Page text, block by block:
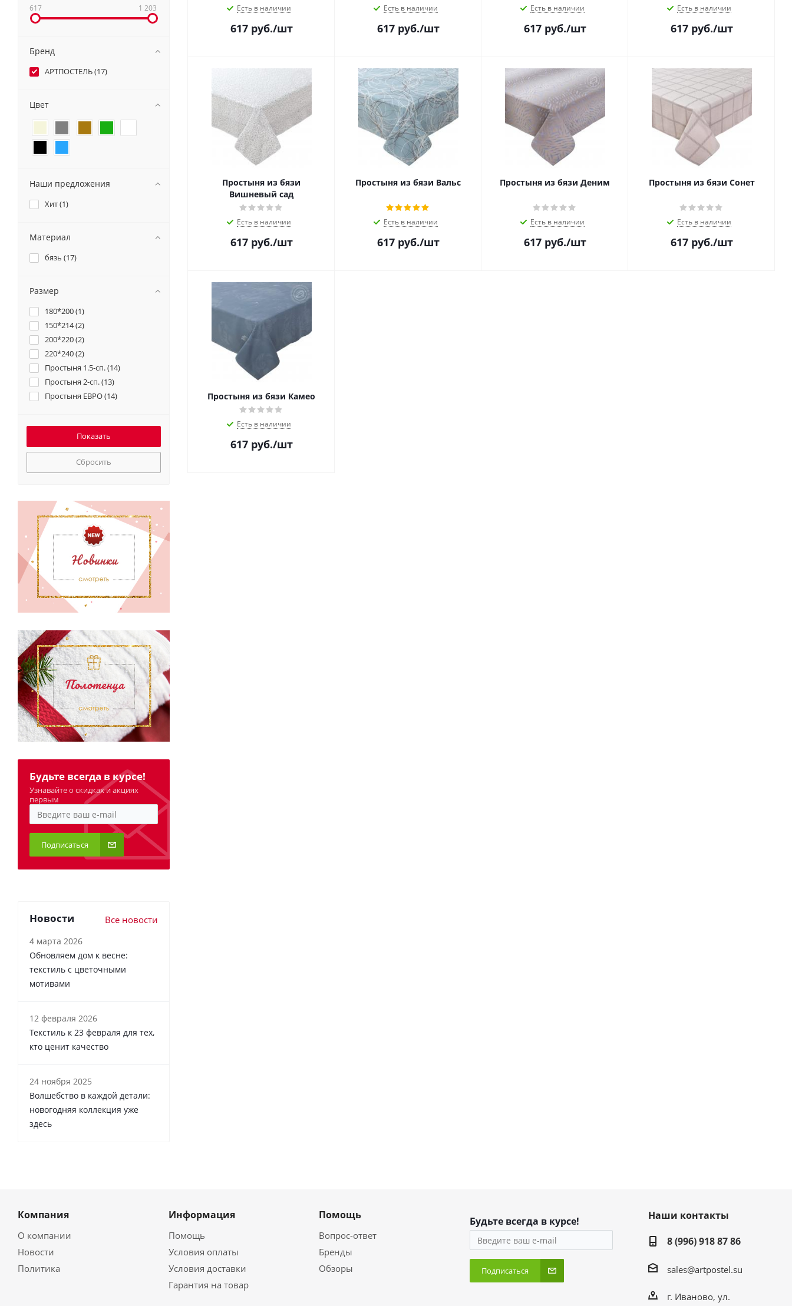
Есть в наличии
617руб./шт
Есть в наличии
617руб./шт
Есть в наличии
617руб./шт
Есть в наличии
617руб./шт
Простыня из бязи
Вишневый сад
Есть в наличии
617руб./шт
Простыня из бязи Вальс
Есть в наличии
617руб./шт
Простыня из бязи Деним
Есть в наличии
617руб./шт
Простыня из бязи Сонет
Есть в наличии
617руб./шт
Простыня из бязи Камео
Есть в наличии
617руб./шт
617 1 203
Бренд
АРТПОСТЕЛЬ (17)
Цвет
Наши предложения
Хит (1)
Материал
бязь (17)
Размер
180*200 (1)
150*214 (2)
200*220 (2)
220*240 (2)
Простыня 1.5-сп. (14)
Простыня 2-сп. (13)
Простыня ЕВРО (14)
Сбросить
Будьте всегда в курсе!
Узнавайте о скидках и акциях
первым
Подписаться
Новости Все новости
4 марта 2026
Обновляем дом к весне:
текстиль с цветочными
мотивами
12 февраля 2026
Текстиль к 23 февраля для тех,
кто ценит качество
24 ноября 2025
Волшебство в каждой детали:
новогодняя коллекция уже
здесь
Компания
О компании
Новости
Политика
Информация
Помощь
Условия оплаты
Условия доставки
Гарантия на товар
Помощь
Вопрос-ответ
Бренды
Обзоры
Будьте всегда в курсе!
Подписаться
Наши контакты
8 (996) 918 87 86
sales@artpostel.su
г. Иваново, ул.